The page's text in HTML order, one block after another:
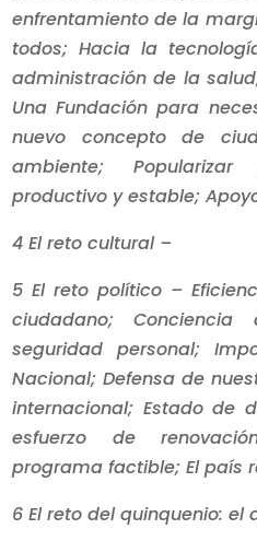
enfrentamiento de la
todos; Hacia la
administración de la
Una Fundación para
nuevo concepto de
ambiente;
productivo y estable;
4 El reto cultural –
5 El reto político –
ciudadano;
seguridad personal;
Nacional; Defensa de
internacional; Estado de
esfuerzo de
programa factible; El país
6 El reto del quinquenio: el